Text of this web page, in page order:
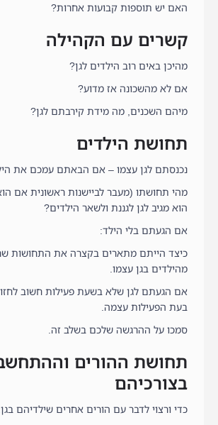
האם יש תוספות קבועות אחרות?
קשרים עם הקהילה
מהיכן באים רוב הילדים לגן?
אם לא מהשכונה אז מדוע?
מיהם השכנים, מה מידת קירבתם לגן?
תחושת הילדים
נכנסתם לגן עצמו – אם הבאתם עמכם את
מהי תחושתו (מעבר לביישנות ראשונית אם
הוא מגיב לגן לגננת ולשאר הילדים?
אם הגעתם בלי הילד:
כיצד הייתם מתארים בקצרה את התחושות
מהילדים בגן עצמו.
אם הגעתם לגן שלא בשעת פעילות חשוב
בעת הפעילות עצמה.
סמכו על ההרגשה שלכם בשלב זה.
תחושת ההורים
בצורכיהם
כדי ורצוי לדבר עם הורים אחרים שילדיהם בגן: